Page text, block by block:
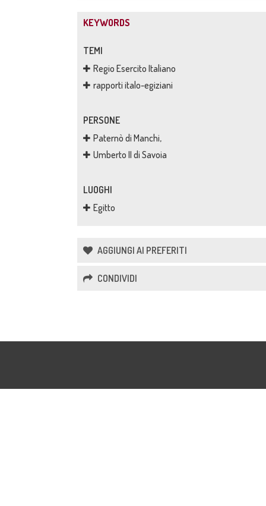
KEYWORDS
TEMI
Regio Esercito Italiano
rapporti italo-egiziani
PERSONE
Paternò di Manchi,
Umberto II di Savoia
LUOGHI
Egitto
AGGIUNGI AI PREFERITI
CONDIVIDI